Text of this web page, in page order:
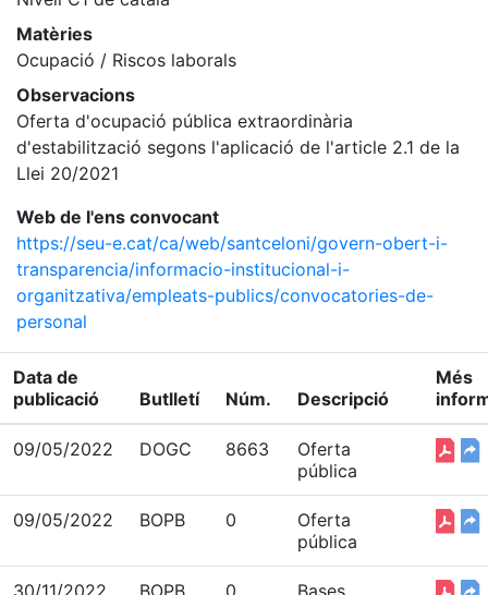
Matèries
Ocupació / Riscos laborals
Observacions
Oferta d'ocupació pública extraordinària
d'estabilització segons l'aplicació de l'article 2.1 de la
Llei 20/2021
Web de l'ens convocant
https://seu-e.cat/ca/web/santceloni/govern-obert-i-
transparencia/informacio-institucional-i-
organitzativa/empleats-publics/convocatories-de-
personal
Data de
publicació
Butlletí Núm. Descripció
Més
09/05/2022 DOGC 8663
Oferta
pública
09/05/2022 BOPB 0
Oferta
pública
30/11/2022 BOPB 0
Bases